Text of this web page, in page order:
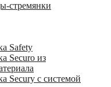
стремянки
Safety
Securo из
Secury с системой